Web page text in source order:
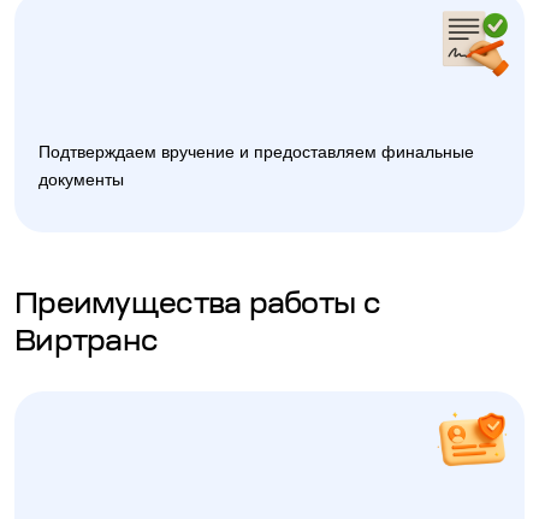
Подтверждаем вручение и предоставляем финальные
документы
Преимущества работы с
Виртранс